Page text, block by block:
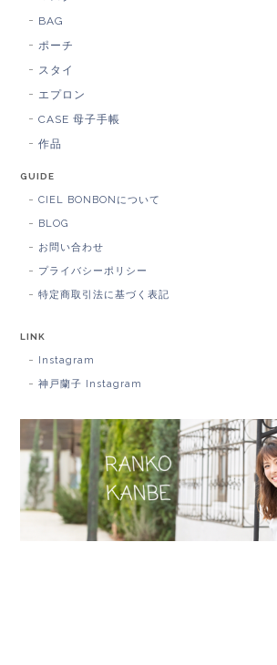
BAG
ポーチ
スタイ
エプロン
CASE 母子手帳
作品
GUIDE
CIEL BONBONについて
BLOG
お問い合わせ
プライバシーポリシー
特定商取引法に基づく表記
LINK
Instagram
神戸蘭子 Instagram